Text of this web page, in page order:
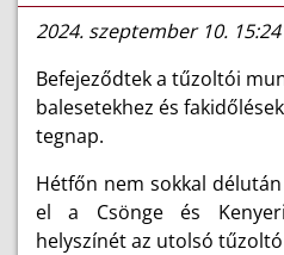
2024. szeptember 10. 15:24
Befejeződtek a tűzoltói
balesetekhez és
tegnap.
Hétfőn nem sokkal
el a Csönge és
helyszínét az utolsó